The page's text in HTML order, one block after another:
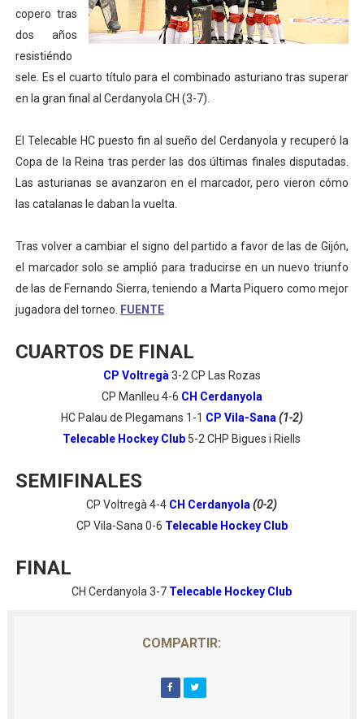
Mundial de piragüismo slalom 2026 (Oklahoma City,
Tour de Francia masculino 2026 - Tadej Pogacar
Mundial de Fórmula 1 2026 - Lando Norris consigue
Campeonato de Europa de saltos 2026 (París,
copero tras
dos años
resistiéndo
sele. Es el cuarto título para el combinado asturiano tras superar
en la gran final al Cerdanyola CH (3-7).
El Telecable HC puesto fin al sueño del Cerdanyola y recuperó la
Copa de la Reina tras perder las dos últimas finales disputadas.
Las asturianas se avanzaron en el marcador, pero vieron cómo
las catalanas le daban la vuelta.
Tras volver a cambiar el signo del partido a favor de las de Gijón,
el marcador solo se amplió para traducirse en un nuevo triunfo
de las de Fernando Sierra, teniendo a Marta Piquero como mejor
jugadora del torneo.
FUENTE
CUARTOS DE FINAL
CP Voltregà 3-2 CP Las Rozas
CP Manlleu 4-6 CH Cerdanyola
HC Palau de Plegamans 1-1 CP Vila-Sana (1-2)
Telecable Hockey Club 5-2 CHP Bigues i Riells
SEMIFINALES
CP Voltregà 4-4 CH Cerdanyola (0-2)
CP Vila-Sana 0-6 Telecable Hockey Club
FINAL
CH Cerdanyola 3-7 Telecable Hockey Club
COMPARTIR: